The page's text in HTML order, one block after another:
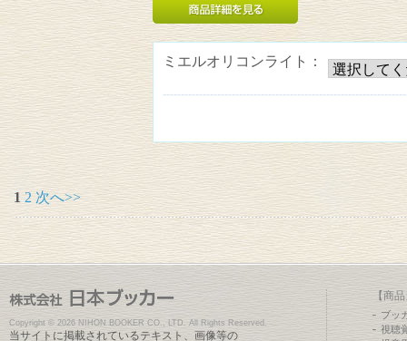
ミエルオリコンライト：
1 2 次へ>>
Copyright © 2026 NIHON BOOKER CO., LTD. All Rights Reserved.
当サイトに掲載されているテキスト、画像等の
【商
ブッ
視聴